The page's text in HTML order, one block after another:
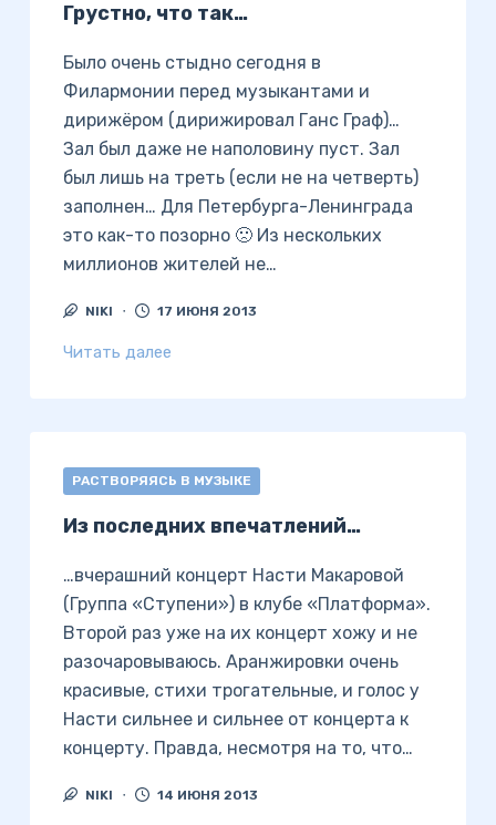
Грустно, что так…
Было очень стыдно сегодня в
Филармонии перед музыкантами и
дирижёром (дирижировал Ганс Граф)…
Зал был даже не наполовину пуст. Зал
был лишь на треть (если не на четверть)
заполнен… Для Петербурга-Ленинграда
это как-то позорно 🙁 Из нескольких
миллионов жителей не…
NIKI 17 ИЮНЯ 2013
Читать далее
РАСТВОРЯЯСЬ В МУЗЫКЕ
Из последних впечатлений…
…вчерашний концерт Насти Макаровой
(Группа «Ступени») в клубе «Платформа».
Второй раз уже на их концерт хожу и не
разочаровываюсь. Аранжировки очень
красивые, стихи трогательные, и голос у
Насти сильнее и сильнее от концерта к
концерту. Правда, несмотря на то, что…
NIKI 14 ИЮНЯ 2013